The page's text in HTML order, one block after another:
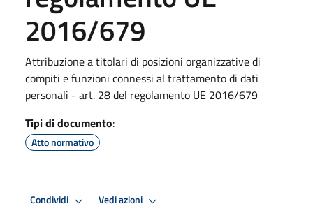
2016/679
Attribuzione a titolari di posizioni organizzative di
compiti e funzioni connessi al trattamento di dati
personali - art. 28 del regolamento UE 2016/679
Tipi di documento:
Atto normativo
Condividi Vedi azioni